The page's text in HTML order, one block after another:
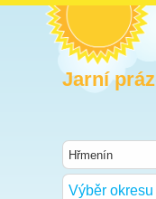
Jarní
Výběr okresu